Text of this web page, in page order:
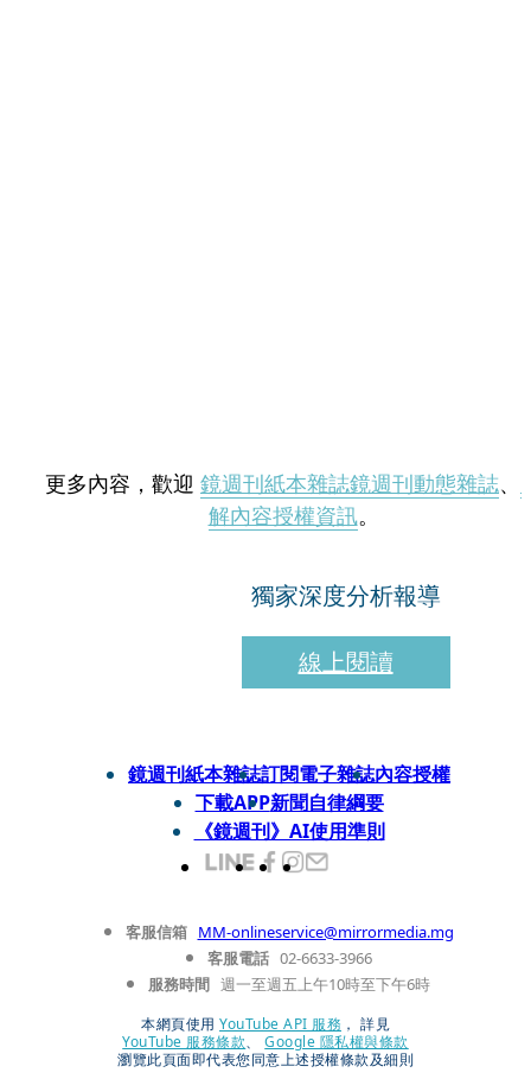
更多內容，歡迎 鏡週刊紙本雜誌鏡週刊動態雜誌、
解內容授權資訊。
獨家深度分析報導
線上閱讀
鏡週刊紙本雜誌訂閱電子雜誌內容授權
下載APP新聞自律綱要
《鏡週刊》AI使用準則
客服信箱 MM-onlineservice@mirrormedia.mg
客服電話 02-6633-3966
服務時間 週一至週五上午10時至下午6時
本網頁使用 YouTube API 服務 ， 詳見
YouTube 服務條款、
Google 隱私權與條款
瀏覽此頁面即代表您同意上述授權條款及細則